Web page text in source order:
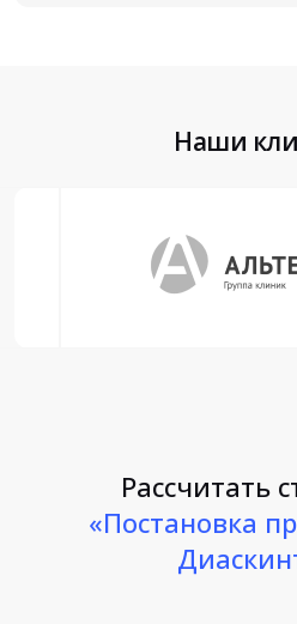
Наши
Рассчитать
«Постановка